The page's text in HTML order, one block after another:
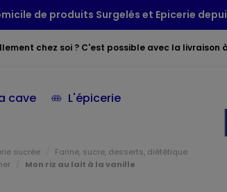
de produits Surgelés et Epicerie
chez soi ? C'est possible avec la livraison
cave L'épicerie
sucrée
Farine, sucre, desserts, diététique
Mon riz au lait à la vanille